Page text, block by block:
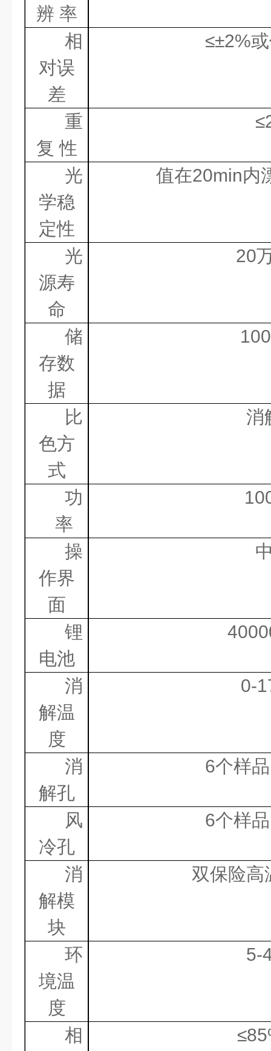
辨 率
相
对误
差
≤±2%
重
复 性
≤
光
学稳
定性
值在20min内
光
源寿
命
20
储
存数
据
100
比
色方
式
消
功
率
操
作界
面
锂
电池
消
解温
度
0-
消
解孔
6个样
风
冷孔
6个样
消
解模
块
双保险高
环
境温
度
5-
相
≤